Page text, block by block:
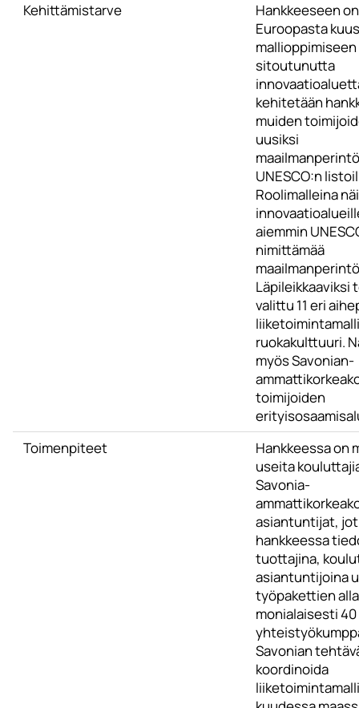
Kehittämistarve
Hankkeeseen
Euroopasta
mallioppimiseen
sitoutunutta
kehitetään
muiden
uusiksi
UNESCO:n
Roolimalleina
aiemmin
nimittämää
Läpileikkaaviksi
valittu 11 eri
ruokakulttuuri.
myös Savonian-
toimijoiden
Toimenpiteet
Hankkeessa on
useita
Savonia-
asiantuntijat,
hankkeessa
tuottajina,
asiantuntijoina
työpakettien alla
monialaisesti 40
Savonian
koordinoida